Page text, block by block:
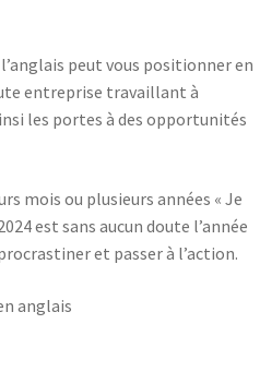
peut vous positionner en
entreprise travaillant à
les portes à des opportunités
mois ou plusieurs années « Je
est sans aucun doute l’année
et passer à l’action.